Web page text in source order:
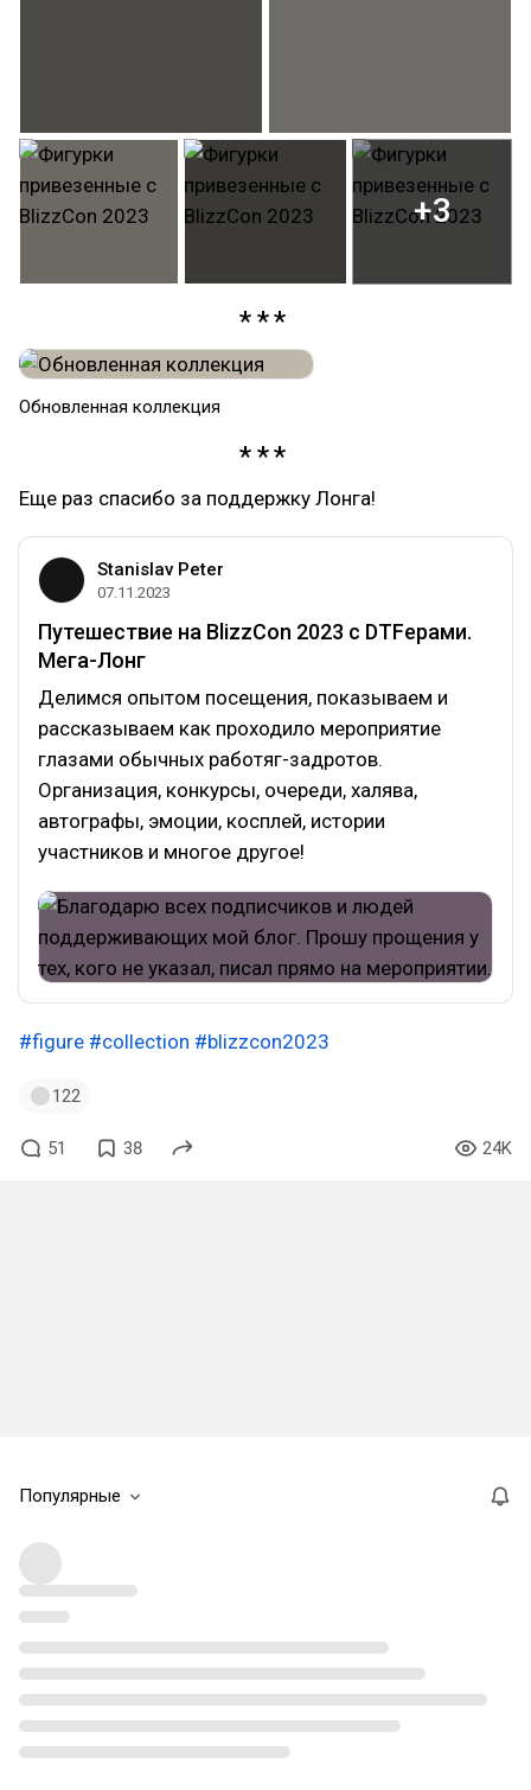
+3
Обновленная коллекция
Еще раз спасибо за поддержку Лонга!
Stanislav Peter
07.11.2023
Путешествие на BlizzCon 2023 с DTFерами.
Мега-Лонг
Делимся опытом посещения, показываем и
рассказываем как проходило мероприятие
глазами обычных работяг-задротов.
Организация, конкурсы, очереди, халява,
автографы, эмоции, косплей, истории
участников и многое другое!
#figure #collection #blizzcon2023
122
51 38 24K
Популярные